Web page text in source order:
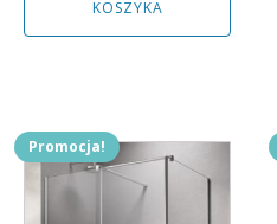
4099,00 zł.
KOSZYKA
Promocja!